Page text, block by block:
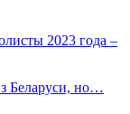
2023 года –
Беларуси, но…